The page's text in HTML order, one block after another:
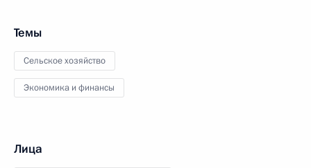
Темы
Сельское хозяйство
Экономика и финансы
Лица